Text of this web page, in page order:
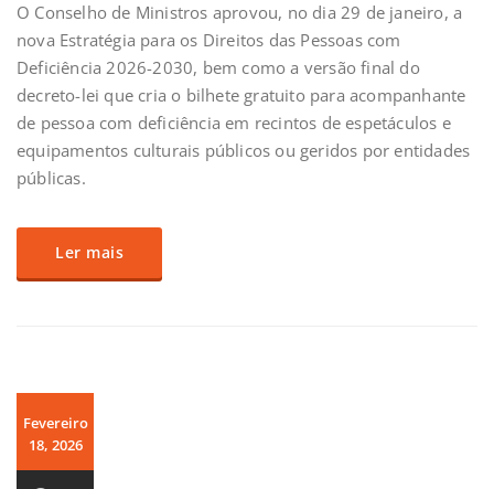
O Conselho de Ministros aprovou, no dia 29 de janeiro, a
nova Estratégia para os Direitos das Pessoas com
Deficiência 2026-2030, bem como a versão final do
decreto-lei que cria o bilhete gratuito para acompanhante
de pessoa com deficiência em recintos de espetáculos e
equipamentos culturais públicos ou geridos por entidades
públicas.
Ler mais
Fevereiro
18, 2026